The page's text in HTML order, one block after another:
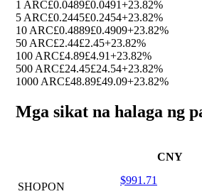
1 ARC£0.0489£0.0491+23.82%
5 ARC£0.2445£0.2454+23.82%
10 ARC£0.4889£0.4909+23.82%
50 ARC£2.44£2.45+23.82%
100 ARC£4.89£4.91+23.82%
500 ARC£24.45£24.54+23.82%
1000 ARC£48.89£49.09+23.82%
Mga sikat na halaga ng
CNY
SHOPON
$991.71